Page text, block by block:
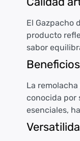
El Gazpacho
producto
sabor
La
conocida por
esenciales,